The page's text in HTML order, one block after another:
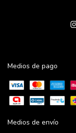
Medios de pago
Medios de envío